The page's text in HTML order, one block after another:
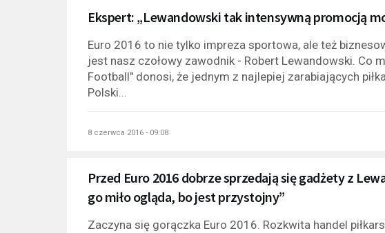
Ekspert: „Lewandowski tak intensywną promocją
Euro 2016 to nie tylko impreza sportowa, ale też
jest nasz czołowy zawodnik - Robert Lewandowski. Co
Football" donosi, że jednym z najlepiej zarabiających
Polski...
8 czerwca 2016 - 09:08
Przed Euro 2016 dobrze sprzedają się gadżety z
go miło ogląda, bo jest przystojny”
Zaczyna się gorączka Euro 2016. Rozkwita handel